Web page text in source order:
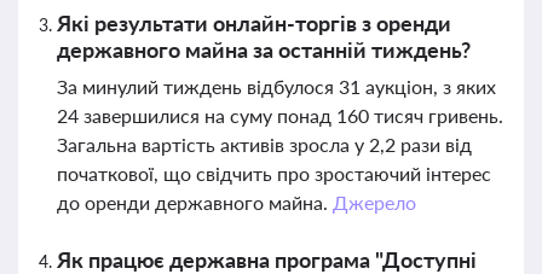
Які результати онлайн-торгів з оренди
державного майна за останній тиждень?
За минулий тиждень відбулося 31 аукціон, з яких
24 завершилися на суму понад 160 тисяч гривень.
Загальна вартість активів зросла у 2,2 рази від
початкової, що свідчить про зростаючий інтерес
до оренди державного майна. Джерело
Як працює державна програма "Доступні